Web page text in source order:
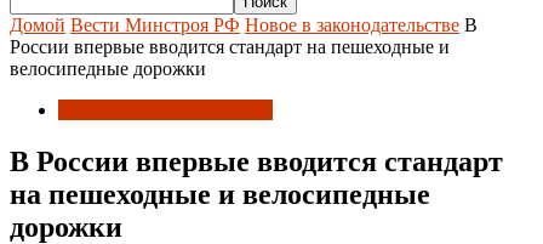
Домой Вести Минстроя РФ Новое в законодательстве В
России впервые вводится стандарт на пешеходные и
велосипедные дорожки
В России впервые вводится стандарт
на пешеходные и велосипедные
дорожки